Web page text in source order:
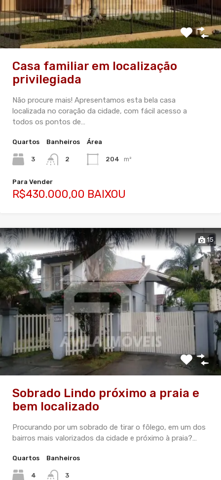
Casa familiar em localização
privilegiada
Não procure mais! Apresentamos esta bela casa
localizada no coração da cidade, com fácil acesso a
todos os pontos de…
Quartos
3
Banheiros
2
Área
204 m²
Para Vender
R$430.000,00 BAIXOU
15
Sobrado Lindo próximo a praia e
bem localizado
Procurando por um sobrado de tirar o fôlego, em um dos
bairros mais valorizados da cidade e próximo à praia?…
Quartos
4
Banheiros
3